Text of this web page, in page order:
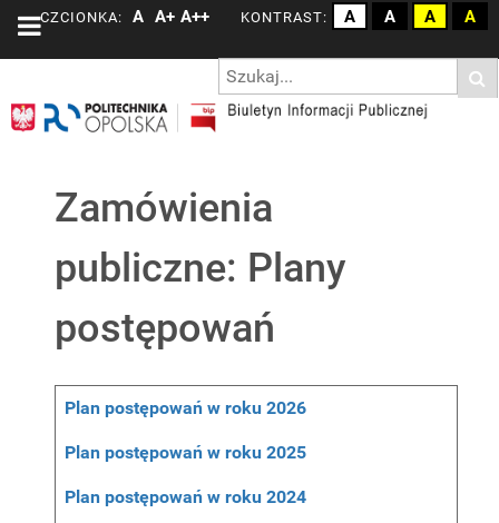
CZCIONKA: A A+ A++ KONTRAST: A A A A
Zamówienia
publiczne: Plany
postępowań
Spis artykułów
Tytuł
Plan postępowań w roku 2026
Plan postępowań w roku 2025
Plan postępowań w roku 2024